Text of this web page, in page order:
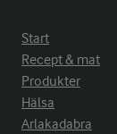
Start
Recept & mat
Produkter
Hälsa
Arlakadabra